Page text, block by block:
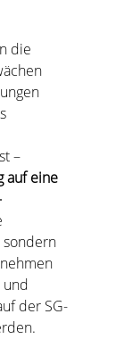
die
–
auf eine
sondern
und
der SG-